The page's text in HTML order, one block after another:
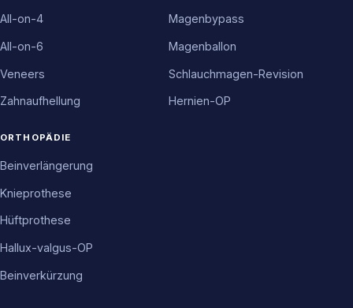
All-on-4
All-on-6
Veneers
Zahnaufhellung
Magenbypass
Magenballon
Schlauchmagen-Revision
Hernien-OP
ORTHOPÄDIE
Beinverlängerung
Knieprothese
Hüftprothese
Hallux-valgus-OP
Beinverkürzung